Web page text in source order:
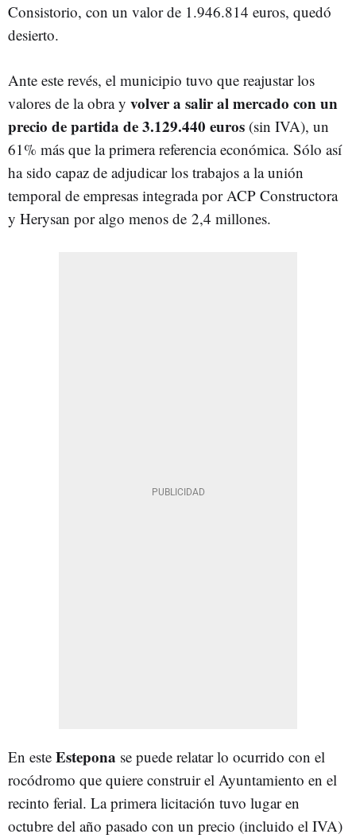
Consistorio, con un valor de 1.946.814 euros, quedó
desierto.
Ante este revés, el municipio tuvo que reajustar los
valores de la obra y volver a salir al mercado con un
precio de partida de 3.129.440 euros (sin IVA), un
61% más que la primera referencia económica. Sólo así
ha sido capaz de adjudicar los trabajos a la unión
temporal de empresas integrada por ACP Constructora
y Herysan por algo menos de 2,4 millones.
En este Estepona se puede relatar lo ocurrido con el
rocódromo que quiere construir el Ayuntamiento en el
recinto ferial. La primera licitación tuvo lugar en
octubre del año pasado con un precio (incluido el IVA)